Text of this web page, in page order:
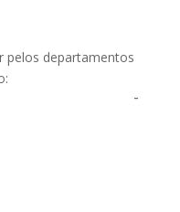
pelos departamentos
-